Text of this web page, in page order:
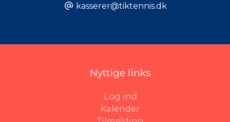
kasserer@tiktennis.dk
Nyttige links
Log ind
Kalender